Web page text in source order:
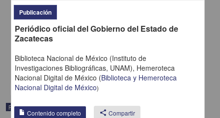
Periódico oficial del Gobierno del Estado de Zacatecas
Publicación periódica
Publicación
Periódico oficial del Gobierno del Estado de
Zacatecas
Biblioteca Nacional de México (Instituto de
Investigaciones Bibliográficas, UNAM), Hemeroteca
Nacional Digital de México (Biblioteca y Hemeroteca
Nacional Digital de México)
Contenido completo share Compartir